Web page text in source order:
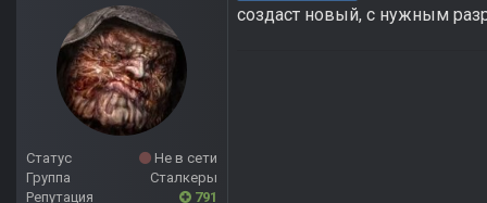
Статус
Не в сети
Группа
Сталкеры
Репутация
791
создаст новый, с нужным